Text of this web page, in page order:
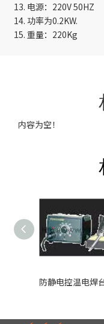
13. 电源：220V 50HZ
14. 功率为0.2KW.
15. 重量：220Kg
内容为空！